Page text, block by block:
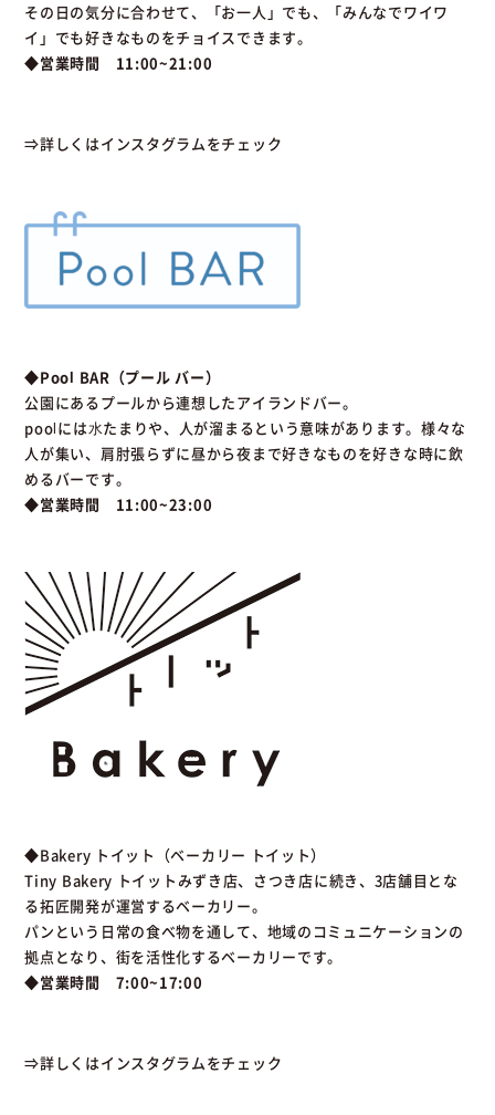
その日の気分に合わせて、「お一人」でも、「みんなでワイワ
イ」でも好きなものをチョイスできます。
◆営業時間 11:00~21:00
⇒詳しくはインスタグラムをチェック
◆Pool BAR（プール バー）
公園にあるプールから連想したアイランドバー。
poolには⽔たまりや、人が溜まるという意味があります。様々な
人が集い、肩肘張らずに昼から夜まで好きなものを好きな時に飲
めるバーです。
◆営業時間 11:00~23:00
◆Bakery トイット（ベーカリー トイット）
Tiny Bakery トイットみずき店、さつき店に続き、3店舗目とな
る拓匠開発が運営するベーカリー。
パンという日常の食べ物を通して、地域のコミュニケーションの
拠点となり、街を活性化するベーカリーです。
◆営業時間 7:00~17:00
⇒詳しくはインスタグラムをチェック